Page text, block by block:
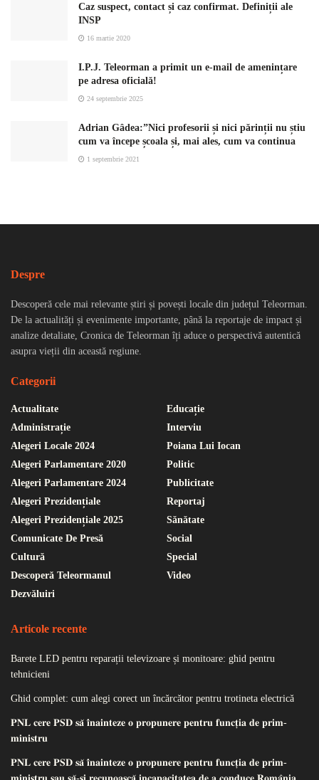
Caz suspect, contact și caz confirmat. Definiții ale
INSP
16 martie 2020
I.P.J. Teleorman a primit un e-mail de amenințare
pe adresa oficială!
24 septembrie 2025
Adrian Gâdea:”Nici profesorii și nici părinții nu știu
cum va începe școala și, mai ales, cum va continua
1 septembrie 2021
Despre
Descoperă cele mai relevante știri și povești locale din județul Teleorman.
De la actualități și evenimente importante, până la reportaje de impact și
analize detaliate, Cronica de Teleorman îți aduce o perspectivă autentică
asupra vieții din această regiune.
Categorii
Actualitate
Administrație
Alegeri Locale 2024
Alegeri Parlamentare 2020
Alegeri Parlamentare 2024
Alegeri Prezidențiale
Alegeri Prezidențiale 2025
Comunicate De Presă
Cultură
Descoperă Teleormanul
Dezvăluiri
Educație
Interviu
Poiana Lui Iocan
Politic
Publicitate
Reportaj
Sănătate
Social
Special
Video
Articole recente
Barete LED pentru reparații televizoare și monitoare: ghid pentru
tehnicieni
Ghid complet: cum alegi corect un încărcător pentru trotineta electrică
𝐏𝐍𝐋 𝐜𝐞𝐫𝐞 𝐏𝐒𝐃 𝐬𝐚̆ 𝐢̂𝐧𝐚𝐢𝐧𝐭𝐞𝐳𝐞 𝐨 𝐩𝐫𝐨𝐩𝐮𝐧𝐞𝐫𝐞 𝐩𝐞𝐧𝐭𝐫𝐮 𝐟𝐮𝐧𝐜𝐭̦𝐢𝐚 𝐝𝐞 𝐩𝐫𝐢𝐦-
𝐦𝐢𝐧𝐢𝐬𝐭𝐫𝐮
𝐏𝐍𝐋 𝐜𝐞𝐫𝐞 𝐏𝐒𝐃 𝐬𝐚̆ 𝐢̂𝐧𝐚𝐢𝐧𝐭𝐞𝐳𝐞 𝐨 𝐩𝐫𝐨𝐩𝐮𝐧𝐞𝐫𝐞 𝐩𝐞𝐧𝐭𝐫𝐮 𝐟𝐮𝐧𝐜𝐭̦𝐢𝐚 𝐝𝐞 𝐩𝐫𝐢𝐦-